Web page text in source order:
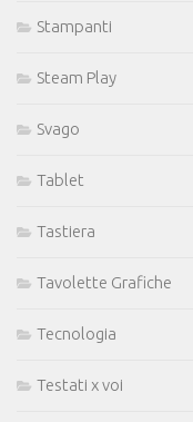
Stampanti
Steam Play
Svago
Tablet
Tastiera
Tavolette Grafiche
Tecnologia
Testati x voi